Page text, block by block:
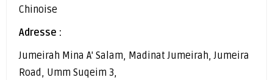
Chinoise
Adresse :
Jumeirah Mina A' Salam, Madinat Jumeirah, Jumeira
Road, Umm Suqeim 3,